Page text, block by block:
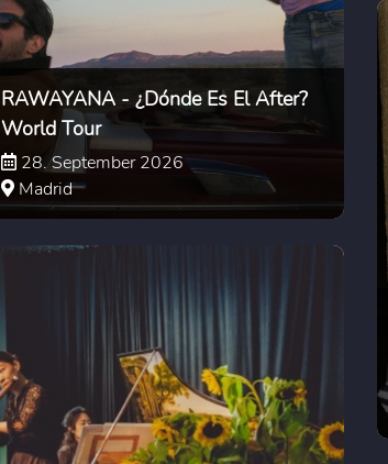
RAWAYANA - ¿Dónde Es El After?
World Tour
28. September 2026
Madrid